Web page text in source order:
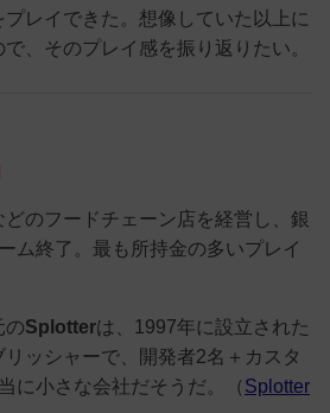
プレイできた。想像していた以上に
、そのプレイ感を振り返りたい。
のフードチェーン店を経営し、銀
ム終了。最も所持金の多いプレイ
のSplotterは、1997年に設立された
ッシャーで、開発者2名＋カスタ
に小さな会社だそうだ。（ Splotter